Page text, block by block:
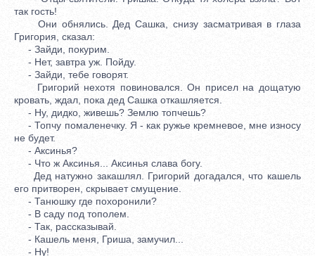
так гость!
Они обнялись. Дед Сашка, снизу засматривая в глаза
Григория, сказал:
- Зайди, покурим.
- Нет, завтра уж. Пойду.
- Зайди, тебе говорят.
Григорий нехотя повиновался. Он присел на дощатую
кровать, ждал, пока дед Сашка откашляется.
- Ну, дидко, живешь? Землю топчешь?
- Топчу помаленечку. Я - как ружье кремневое, мне износу
не будет.
- Аксинья?
- Что ж Аксинья... Аксинья слава богу.
Дед натужно закашлял. Григорий догадался, что кашель
его притворен, скрывает смущение.
- Танюшку где похоронили?
- В саду под тополем.
- Так, рассказывай.
- Кашель меня, Гриша, замучил...
- Ну!